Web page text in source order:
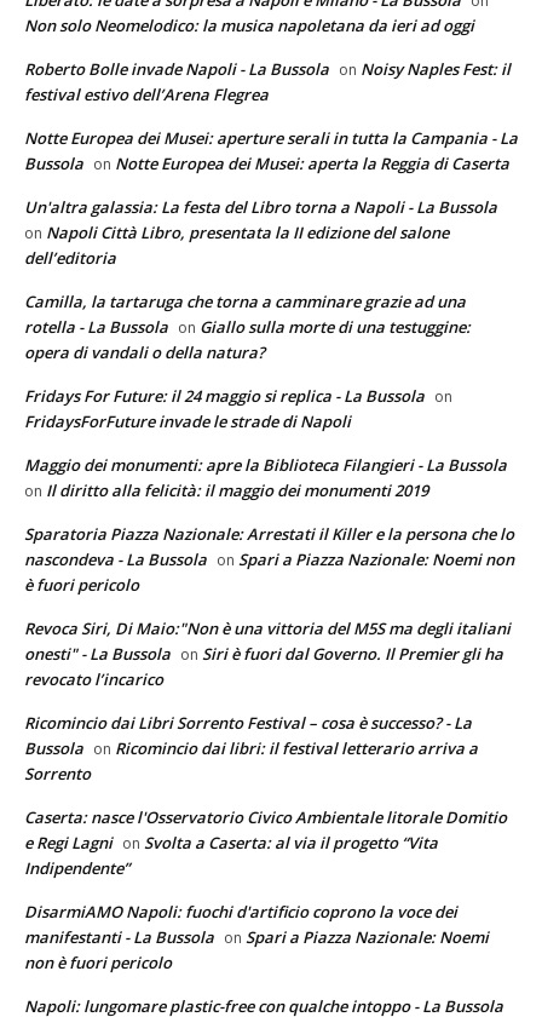
Non solo Neomelodico: la musica napoletana da ieri ad oggi
Roberto Bolle invade Napoli - La Bussola on Noisy Naples Fest: il
festival estivo dell’Arena Flegrea
Notte Europea dei Musei: aperture serali in tutta la Campania - La
Bussola on Notte Europea dei Musei: aperta la Reggia di Caserta
Un'altra galassia: La festa del Libro torna a Napoli - La Bussola
on Napoli Città Libro, presentata la II edizione del salone
dell’editoria
Camilla, la tartaruga che torna a camminare grazie ad una
rotella - La Bussola on Giallo sulla morte di una testuggine:
opera di vandali o della natura?
Fridays For Future: il 24 maggio si replica - La Bussola on
FridaysForFuture invade le strade di Napoli
Maggio dei monumenti: apre la Biblioteca Filangieri - La Bussola
on Il diritto alla felicità: il maggio dei monumenti 2019
Sparatoria Piazza Nazionale: Arrestati il Killer e la persona che lo
nascondeva - La Bussola on Spari a Piazza Nazionale: Noemi non
è fuori pericolo
Revoca Siri, Di Maio:"Non è una vittoria del M5S ma degli italiani
onesti" - La Bussola on Siri è fuori dal Governo. Il Premier gli ha
revocato l’incarico
Ricomincio dai Libri Sorrento Festival – cosa è successo? - La
Bussola on Ricomincio dai libri: il festival letterario arriva a
Sorrento
Caserta: nasce l'Osservatorio Civico Ambientale litorale Domitio
e Regi Lagni on Svolta a Caserta: al via il progetto “Vita
Indipendente”
DisarmiAMO Napoli: fuochi d'artificio coprono la voce dei
manifestanti - La Bussola on Spari a Piazza Nazionale: Noemi
non è fuori pericolo
Napoli: lungomare plastic-free con qualche intoppo - La Bussola